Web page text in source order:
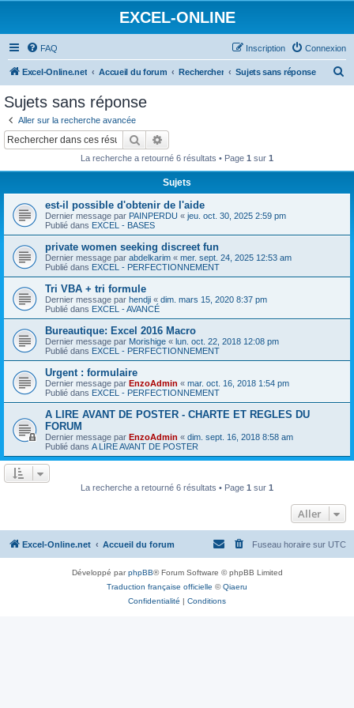
EXCEL-ONLINE
FAQ Connexion
Inscription
Excel-Online.net Accueil du forum Rechercher Sujets sans réponse
Sujets sans réponse
Aller sur la recherche avancée
Rechercher
La recherche a retourné 6 résultats • Page 1 sur 1
Sujets
est-il possible d'obtenir de l'aide
Dernier message par PAINPERDU « jeu. oct. 30, 2025 2:59 pm
Publié dans EXCEL - BASES
private women seeking discreet fun
Dernier message par abdelkarim « mer. sept. 24, 2025 12:53 am
Publié dans EXCEL - PERFECTIONNEMENT
Tri VBA + tri formule
Dernier message par hendji « dim. mars 15, 2020 8:37 pm
Publié dans EXCEL - AVANCÉ
Bureautique: Excel 2016 Macro
Dernier message par Morishige « lun. oct. 22, 2018 12:08 pm
Publié dans EXCEL - PERFECTIONNEMENT
Urgent : formulaire
Dernier message par EnzoAdmin « mar. oct. 16, 2018 1:54 pm
Publié dans EXCEL - PERFECTIONNEMENT
A LIRE AVANT DE POSTER - CHARTE ET REGLES DU
FORUM
Dernier message par EnzoAdmin « dim. sept. 16, 2018 8:58 am
Publié dans A LIRE AVANT DE POSTER
La recherche a retourné 6 résultats • Page 1 sur 1
Aller
Excel-Online.net Accueil du forum Fuseau horaire sur UTC
Développé parphpBB® Forum Software © phpBB Limited
Traduction française officielle ©Qiaeru
Confidentialité | Conditions